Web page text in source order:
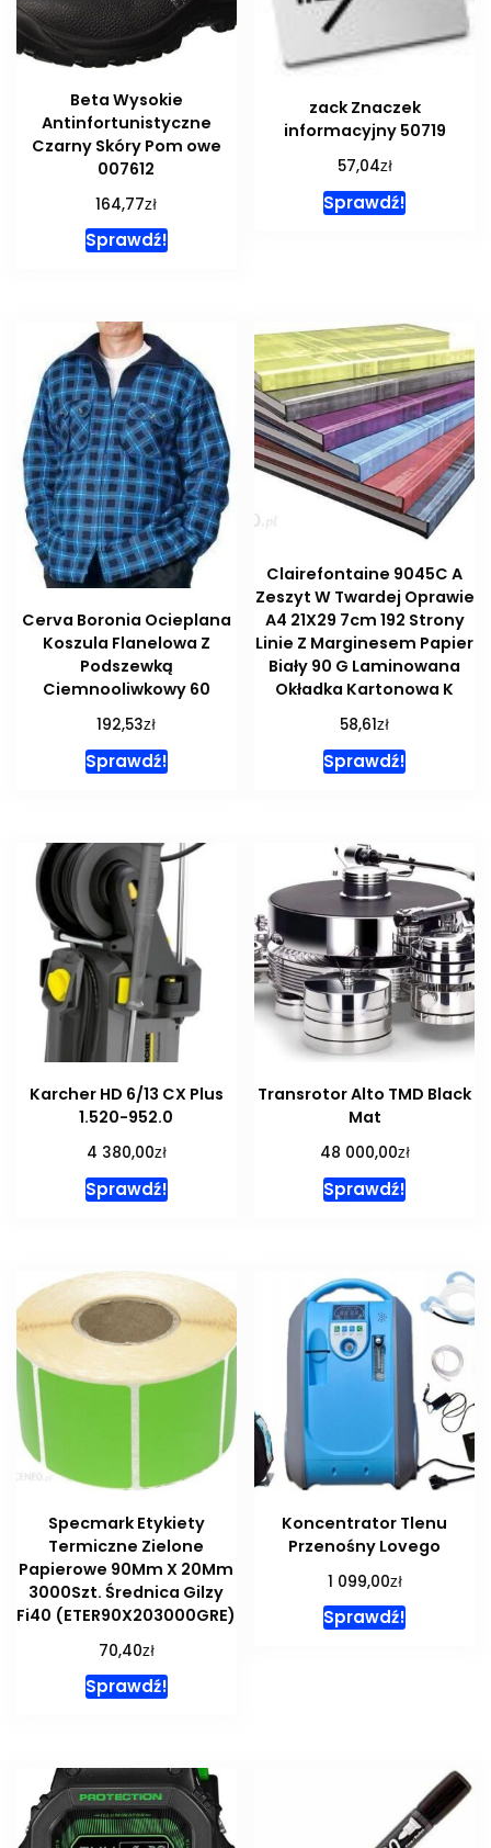
Beta Wysokie
Antinfortunistyczne
Czarny Skóry Pom owe
007612
164,77zł
Sprawdź!
zack Znaczek
informacyjny 50719
57,04zł
Sprawdź!
Cerva Boronia Ocieplana
Koszula Flanelowa Z
Podszewką
Ciemnooliwkowy 60
192,53zł
Sprawdź!
Clairefontaine 9045C A
Zeszyt W Twardej Oprawie
A4 21X29 7cm 192 Strony
Linie Z Marginesem Papier
Biały 90 G Laminowana
Okładka Kartonowa K
58,61zł
Sprawdź!
Karcher HD 6/13 CX Plus
1.520-952.0
4 380,00zł
Sprawdź!
Transrotor Alto TMD Black
Mat
48 000,00zł
Sprawdź!
Specmark Etykiety
Termiczne Zielone
Papierowe 90Mm X 20Mm
3000Szt. Średnica Gilzy
Fi40 (ETER90X203000GRE)
70,40zł
Sprawdź!
Koncentrator Tlenu
Przenośny Lovego
1 099,00zł
Sprawdź!